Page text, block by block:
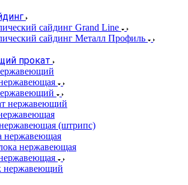
сайдинг Grand Line
сайдинг Металл Профиль
прокат
нержавеющий
(штрипс)
нержавеющая
нержавеющая
нержавеющий